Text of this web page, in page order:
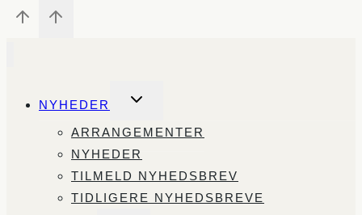
NYHEDER
SKIFT
ARRANGEMENTER
NYHEDER
TILMELD NYHEDSBREV
TIDLIGERE NYHEDSBREVE